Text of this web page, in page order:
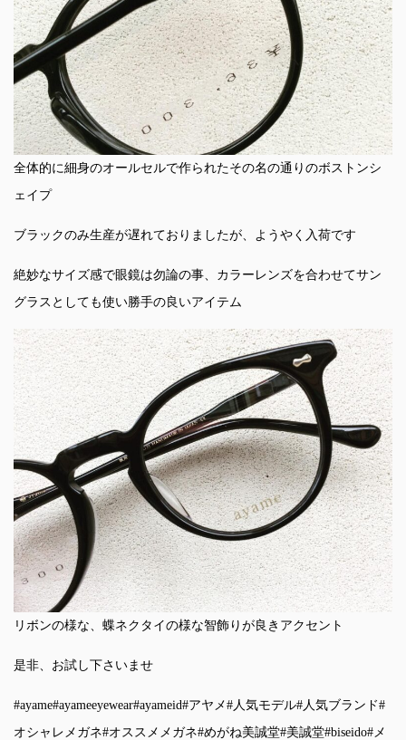
全体的に細身のオールセルで作られたその名の通りのボストンシ
ェイプ
ブラックのみ生産が遅れておりましたが、ようやく入荷です
絶妙なサイズ感で眼鏡は勿論の事、カラーレンズを合わせてサン
グラスとしても使い勝手の良いアイテム
リボンの様な、蝶ネクタイの様な智飾りが良きアクセント
是非、お試し下さいませ
#ayame#ayameeyewear#ayameid#アヤメ#人気モデル#人気ブランド#
オシャレメガネ#オススメメガネ#めがね美誠堂#美誠堂#biseido#メ